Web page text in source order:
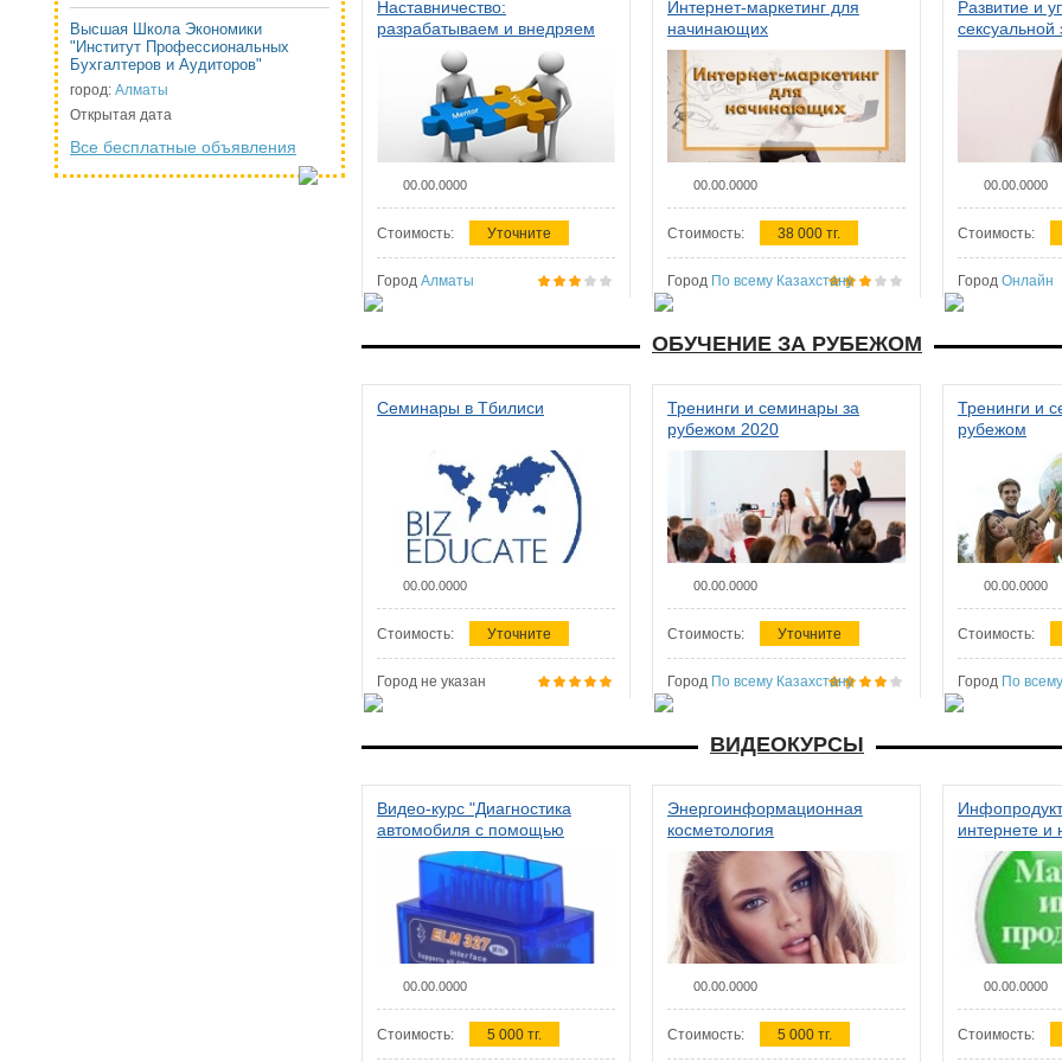
Высшая Школа Экономики
"Институт Профессиональных
Бухгалтеров и Аудиторов"
город: Алматы
Открытая дата
Все бесплатные объявления
Наставничество:
разрабатываем и внедряем
систему наставничества в
организации
00.00.0000
Стоимость: Уточните
Город Алматы
Интернет-маркетинг для
начинающих
00.00.0000
Стоимость: 38 000 тг.
Город По всему Казахстану
Развитие и
сексуальной
женщин
00.00.0000
Стоимость:
Город Онлайн
ОБУЧЕНИЕ ЗА РУБЕЖОМ
Семинары в Тбилиси
00.00.0000
Стоимость: Уточните
Город не указан
Тренинги и семинары за
рубежом 2020
00.00.0000
Стоимость: Уточните
Город По всему Казахстану
Тренинги и
рубежом
00.00.0000
Стоимость:
Город По
ВИДЕОКУРСЫ
Видео-курс "Диагностика
автомобиля с помощью
сканера ELM 327"
00.00.0000
Стоимость: 5 000 тг.
Энергоинформационная
косметология
00.00.0000
Стоимость: 5 000 тг.
интернете и
00.00.0000
Стоимость: